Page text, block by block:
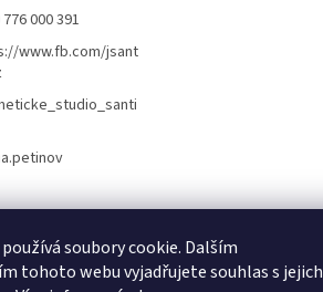
soubory cookie. Dalším
tohoto webu vyjadřujete souhlas s jejich
000 391
www.fb.com/jsant